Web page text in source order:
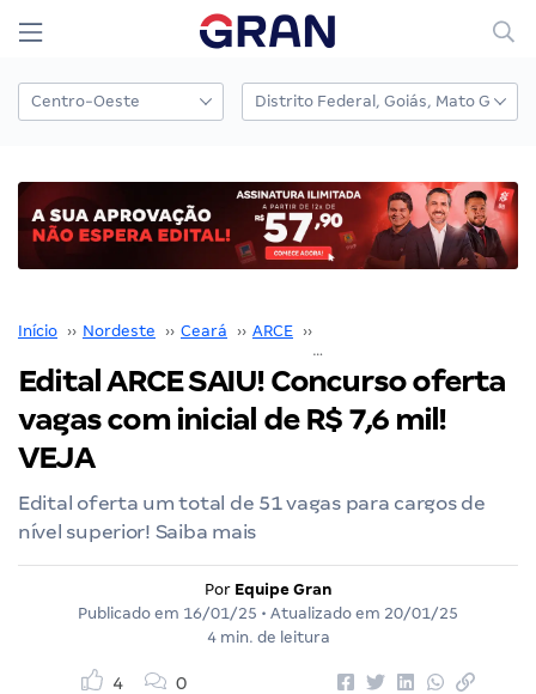
Início ›› Nordeste ›› Ceará ›› ARCE ››
Edital ARCE SAIU! Concurso oferta
vagas com inicial de R$ 7,6 mil!
VEJA
Edital oferta um total de 51 vagas para cargos de
nível superior! Saiba mais
Por Equipe Gran
Publicado em 16/01/25 • Atualizado em 20/01/25
4 min. de leitura
4 0